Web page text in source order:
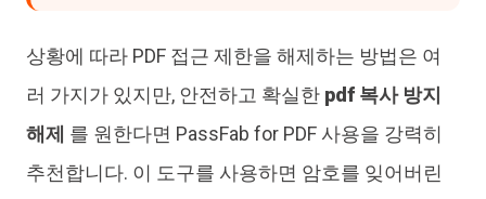
상황에 따라 PDF 접근 제한을 해제하는 방법은 여
러 가지가 있지만, 안전하고 확실한 pdf 복사 방지
해제 를 원한다면 PassFab for PDF 사용을 강력히
추천합니다. 이 도구를 사용하면 암호를 잊어버린